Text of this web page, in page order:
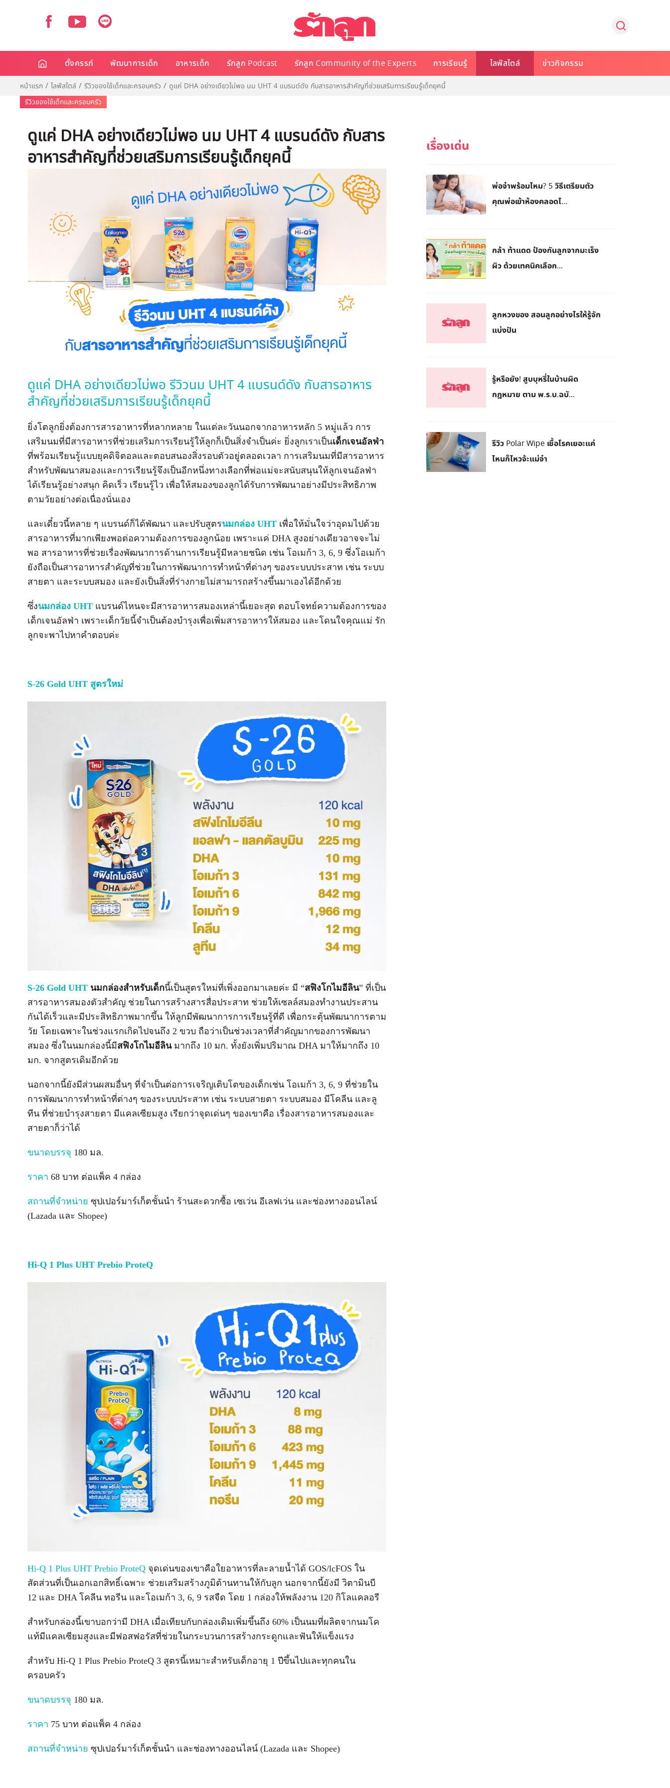
ตั้งครรภ์ พัฒนาการเด็ก อาหารเด็ก รักลูก Podcast รักลูก Community of the Experts การเรียนรู้ ไลฟ์สไตล์ ข่าวกิจกรรม
หน้าแรก ไลฟ์สไตล์ รีวิวของใช้เด็กและครอบครัว
ดูแค่ DHA อย่างเดียวไม่พอ นม UHT 4 แบรนด์ดัง กับสารอาหารสำคัญที่ช่วยเสริมการเรียนรู้เด็กยุคนี้
รีวิวของใช้เด็กและครอบครัว
ดูแค่ DHA อย่างเดียวไม่พอ นม UHT 4 แบรนด์ดัง กับสาร
อาหารสำคัญที่ช่วยเสริมการเรียนรู้เด็กยุคนี้
ดูแค่ DHA อย่างเดียวไม่พอ รีวิวนม UHT 4 แบรนด์ดัง กับสารอาหาร
สำคัญที่ช่วยเสริมการเรียนรู้เด็กยุคนี้
ยิ่งโตลูกยิ่งต้องการสารอาหารที่หลากหลาย ในแต่ละวันนอกจากอาหารหลัก 5 หมู่แล้ว การ
เสริมนมที่มีสารอาหารที่ช่วยเสริมการเรียนรู้ให้ลูกก็เป็นสิ่งจำเป็นค่ะ ยิ่งลูกเราเป็นเด็กเจนอัลฟ่า
ที่พร้อมเรียนรู้แบบยุคดิจิตอลและตอบสนองสิ่งรอบตัวอยู่ตลอดเวลา การเสริมนมที่มีสารอาหาร
สำหรับพัฒนาสมองและการเรียนรู้จึงเป็นอีกหนึ่งทางเลือกที่พ่อแม่จะสนับสนุนให้ลูกเจนอัลฟ่า
ได้เรียนรู้อย่างสนุก คิดเร็ว เรียนรู้ไว เพื่อให้สมองของลูกได้รับการพัฒนาอย่างมีประสิทธิภาพ
ตามวัยอย่างต่อเนื่องนั่นเอง
และเดี๋ยวนี้หลาย ๆ แบรนด์ก็ได้พัฒนา และปรับสูตรนมกล่อง UHT เพื่อให้มั่นใจว่าอุดมไปด้วย
สารอาหารที่มากเพียงพอต่อความต้องการของลูกน้อย เพราะแค่ DHA สูงอย่างเดียวอาจจะไม่
พอ สารอาหารที่ช่วยเรื่องพัฒนาการด้านการเรียนรู้มีหลายชนิด เช่น โอเมก้า 3, 6, 9 ซึ่งโอเมก้า
ยังถือเป็นสารอาหารสำคัญที่ช่วยในการพัฒนาการทำหน้าที่ต่างๆ ของระบบประสาท เช่น ระบบ
สายตา และระบบสมอง และยังเป็นสิ่งที่ร่างกายไม่สามารถสร้างขึ้นมาเองได้อีกด้วย
ซึ่งนมกล่อง UHT แบรนด์ไหนจะมีสารอาหารสมองเหล่านี้เยอะสุด ตอบโจทย์ความต้องการของ
เด็กเจนอัลฟ่า เพราะเด็กวัยนี้จำเป็นต้องบำรุงเพื่อเพิ่มสารอาหารให้สมอง และโดนใจคุณแม่ รัก
ลูกจะพาไปหาคำตอบค่ะ
S-26 Gold UHT สูตรใหม่
S-26 Gold UHT นมกล่องสำหรับเด็กนี้เป็นสูตรใหม่ที่เพิ่งออกมาเลยค่ะ มี “สฟิงโกไมอีลิน” ที่เป็น
สารอาหารสมองตัวสำคัญ ช่วยในการสร้างสารสื่อประสาท ช่วยให้เซลล์สมองทำงานประสาน
กันได้เร็วและมีประสิทธิภาพมากขึ้น ให้ลูกมีพัฒนาการการเรียนรู้ที่ดี เพื่อกระตุ้นพัฒนาการตาม
วัย โดยเฉพาะในช่วงแรกเกิดไปจนถึง 2 ขวบ ถือว่าเป็นช่วงเวลาที่สำคัญมากของการพัฒนา
สมอง ซึ่งในนมกล่องนี้มีสฟิงโกไมอีลินมากถึง 10 มก. ทั้งยังเพิ่มปริมาณ DHA มาให้มากถึง 10
มก. จากสูตรเดิมอีกด้วย
นอกจากนี้ยังมีส่วนผสมอื่นๆ ที่จำเป็นต่อการเจริญเติบโตของเด็กเช่น โอเมก้า 3, 6, 9 ที่ช่วยใน
การพัฒนาการทำหน้าที่ต่างๆ ของระบบประสาท เช่น ระบบสายตา ระบบสมอง มีโคลีน และลู
ทีน ที่ช่วยบำรุงสายตา มีแคลเซียมสูง เรียกว่าจุดเด่นๆ ของเขาคือ เรื่องสารอาหารสมองและ
สายตาก็ว่าได้
ขนาดบรรจุ 180 มล.
ราคา 68 บาท ต่อแพ็ค 4 กล่อง
สถานที่จำหน่าย ซุปเปอร์มาร์เก็ตชั้นนำ ร้านสะดวกซื้อ เซเว่น อีเลฟเว่น และช่องทางออนไลน์
(Lazada และ Shopee)
Hi-Q 1 Plus UHT Prebio ProteQ
Hi-Q 1 Plus UHT Prebio ProteQ จุดเด่นของเขาคือใยอาหารที่ละลายน้ำได้ GOS/lcFOS ใน
สัดส่วนที่เป็นเอกเอกสิทธิ์เฉพาะ ช่วยเสริมสร้างภูมิต้านทานให้กับลูก นอกจากนี้ยังมี วิตามินบี
12 และ DHA โคลีน ทอรีน และโอเมก้า 3, 6, 9 รสจืด โดย 1 กล่องให้พลังงาน 120 กิโลแคลอรี
สำหรับกล่องนี้เขาบอกว่ามี DHA เมื่อเทียบกับกล่องเดิมเพิ่มขึ้นถึง 60% เป็นนมที่ผลิตจากนมโค
แท้มีแคลเซียมสูงและมีฟอสฟอรัสที่ช่วยในกระบวนการสร้างกระดูกและฟันให้แข็งแรง
สำหรับ Hi-Q 1 Plus Prebio ProteQ 3 สูตรนี้เหมาะสำหรับเด็กอายุ 1 ปีขึ้นไปและทุกคนใน
ครอบครัว
ขนาดบรรจุ 180 มล.
ราคา 75 บาท ต่อแพ็ค 4 กล่อง
สถานที่จำหน่าย ซุปเปอร์มาร์เก็ตชั้นนำ และช่องทางออนไลน์ (Lazada และ Shopee)
พ่อจ๋าพร้อมไหม? 5 วิธีเตรียมตัว
คุณพ่อเข้าห้องคลอดไ...
กล้า ท้าแดด ป้องกันลูกจากมะเร็ง
ผิว ด้วยเทคนิคเลือก...
ลูกหวงของ สอนลูกอย่างไรให้รู้จัก
แบ่งปัน
รู้หรือยัง! สูบบุหรี่ในบ้านผิด
กฎหมาย ตาม พ.ร.บ.ฉบั...
รีวิว Polar Wipe เชื้อโรคเยอะแค่
ไหนก็ไหวจ้ะแม่จ๋า